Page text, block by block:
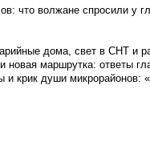
что волжане спросили у
дома, свет в СНТ и
новая маршрутка: ответы
крик души микрорайонов: